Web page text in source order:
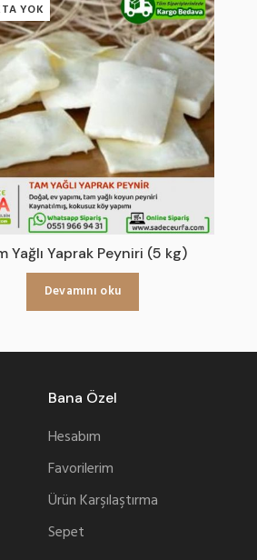
YOK
Yağlı Yaprak Peyniri (5 kg)
Devamını oku
Bana Özel
Hesabım
Favorilerim
Ürün Karşılaştırma
Sepet